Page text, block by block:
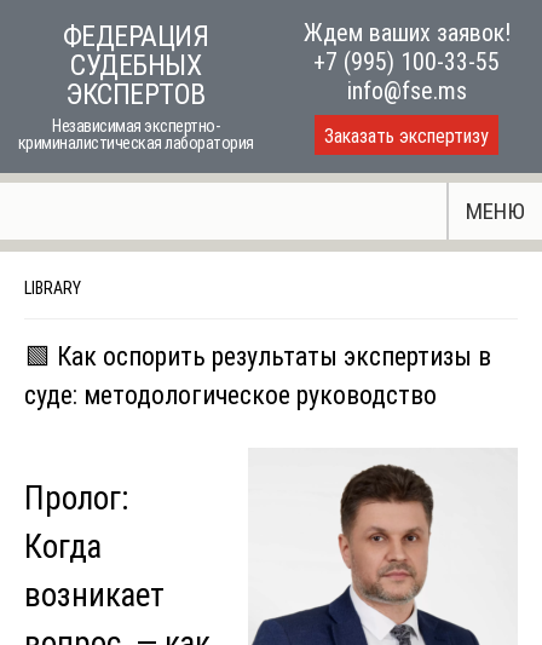
ФЕДЕРАЦИЯ
СУДЕБНЫХ
ЭКСПЕРТОВ
Независимая экспертно-
криминалистическая лаборатория
Ждем ваших заявок!
+7 (995) 100-33-55
info@fse.ms
Заказать экспертизу
МЕНЮ
LIBRARY
🟩 Как оспорить результаты экспертизы в
суде: методологическое руководство
Пролог:
Когда
возникает